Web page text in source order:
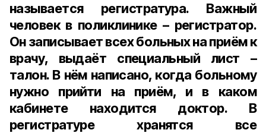
называется регистратура. Важный
человек в поликлинике – регистратор.
Он записывает всех больных на приём к
врачу, выдаёт специальный лист –
талон. В нём написано, когда больному
нужно прийти на приём, и в каком
кабинете находится доктор. В
регистратуре хранятся все